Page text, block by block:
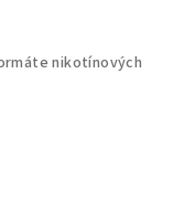
nikotínových